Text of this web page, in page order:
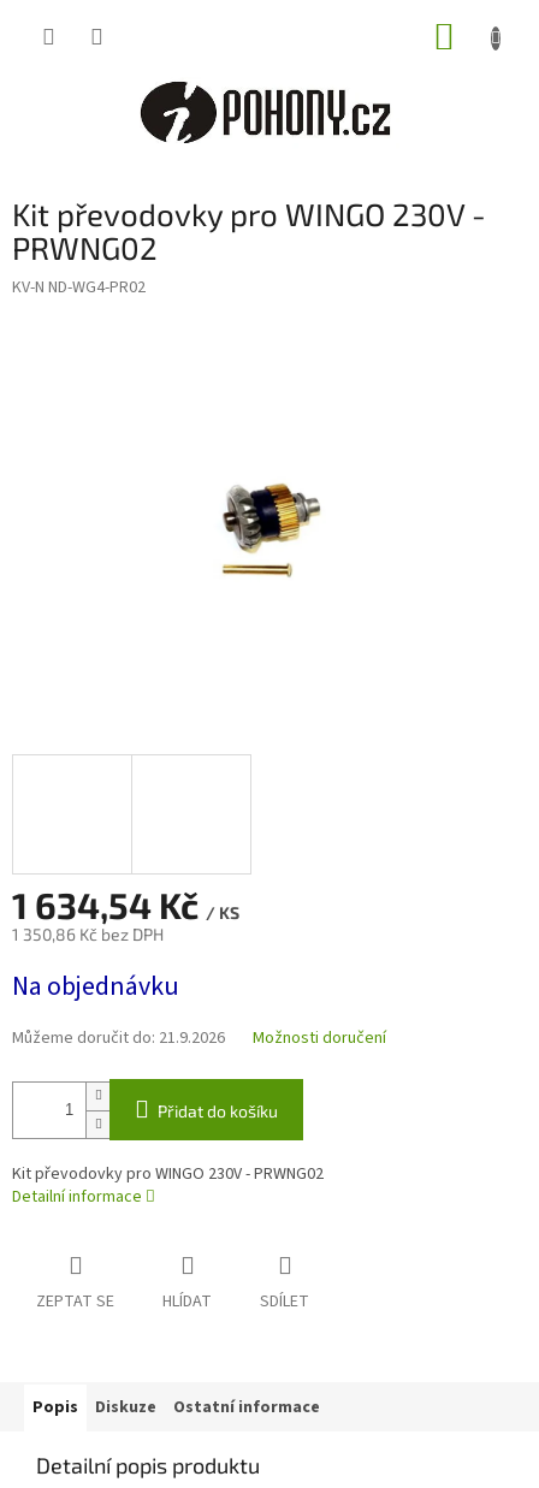
Kit převodovky pro WINGO 230V -
PRWNG02
KV-N ND-WG4-PR02
1 634,54 Kč / KS
1 350,86 Kč bez DPH
cena:
Na objednávku
Můžeme doručit do: 21.9.2026 Možnosti doručení
Přidat do košíku
Kit převodovky pro WINGO 230V - PRWNG02
Detailní informace
ZEPTAT SE HLÍDAT SDÍLET
Popis Diskuze Ostatní informace
Detailní popis produktu